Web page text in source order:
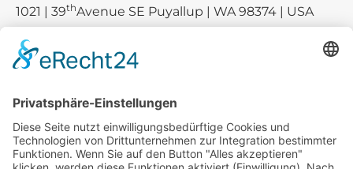
1021 | 39thAvenue SE Puyallup | WA 98374 | USA
Tel.:+1 253-867-57 35
Unternehmen